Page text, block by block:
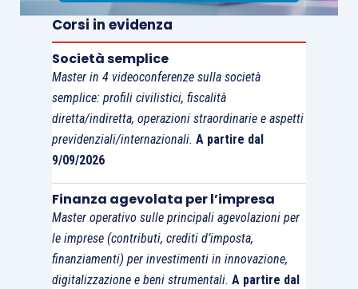
Corsi in evidenza
Società semplice
Master in 4 videoconferenze sulla società
semplice: profili civilistici, fiscalità
diretta/indiretta, operazioni straordinarie e aspetti
previdenziali/internazionali. A partire dal
9/09/2026
Finanza agevolata per l’impresa
Master operativo sulle principali agevolazioni per
le imprese (contributi, crediti d’imposta,
finanziamenti) per investimenti in innovazione,
digitalizzazione e beni strumentali. A partire dal